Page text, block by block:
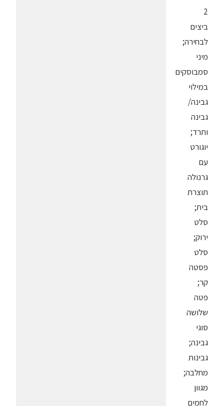
2
ביצים
לבחירה;
מיני
סמבוסקים
במילוי
גבינה/
גבינה
ותרד;
יוגורט
עם
גרנולה
תוצרת
בית;
סלט
ירוק;
סלט
פסטה
קר;
פטה
שלושה
סוגי
גבינה;
גבינות
מחלבה;
מגוון
לחמים